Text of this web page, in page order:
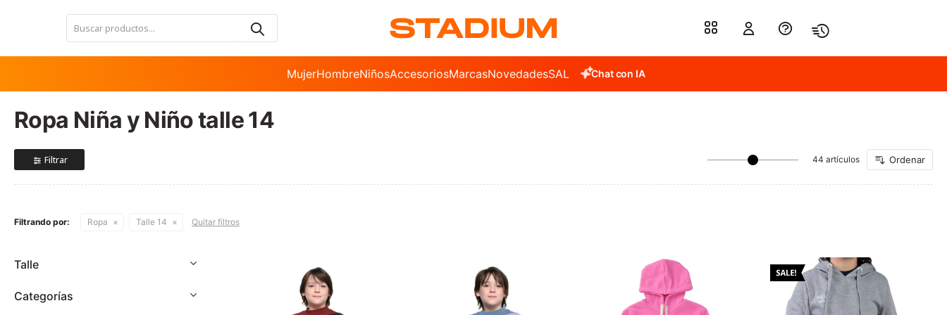
web
accesibilidad.
Presione
Control-
personas
MujerHombreNiñosAccesoriosMarcasNovedadesSALE Chat con IA
Ropa Niña y Niño talle 14
44 artículos
Filtrando por: Ropa Talle 14 Quitar filtros
Talle
Categorías